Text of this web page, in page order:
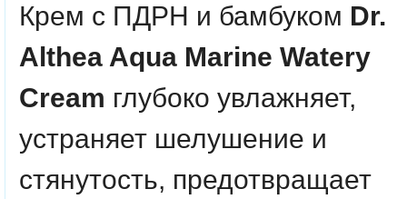
Крем с ПДРН и бамбуком Dr.
Althea Aqua Marine Watery
Cream глубоко увлажняет,
устраняет шелушение и
стянутость, предотвращает